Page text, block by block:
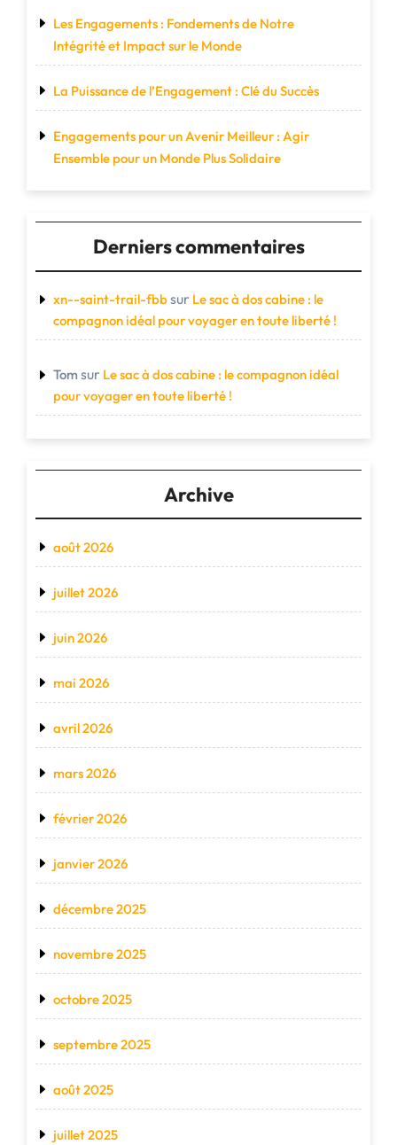
Les Engagements : Fondements de Notre
Intégrité et Impact sur le Monde
La Puissance de l’Engagement : Clé du Succès
Engagements pour un Avenir Meilleur : Agir
Ensemble pour un Monde Plus Solidaire
Derniers commentaires
xn--saint-trail-fbbsur Le sac à dos cabine : le
compagnon idéal pour voyager en toute liberté !
Tom sur Le sac à dos cabine : le compagnon idéal
pour voyager en toute liberté !
Archive
août 2026
juillet 2026
juin 2026
mai 2026
avril 2026
mars 2026
février 2026
janvier 2026
décembre 2025
novembre 2025
octobre 2025
septembre 2025
août 2025
juillet 2025